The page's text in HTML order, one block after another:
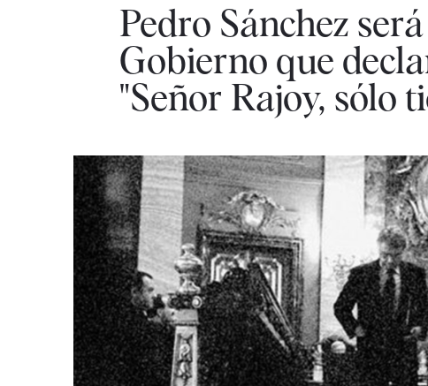
Pedro Sánchez
Gobierno que
"Señor Rajoy, sólo